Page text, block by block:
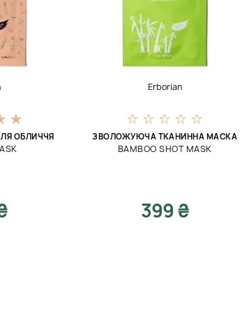
ОБЛИЧЧЯ
Erborian
ЗВОЛОЖУЮЧА ТКАНИННА МАСКА
BAMBOO SHOT MASK
399 ₴